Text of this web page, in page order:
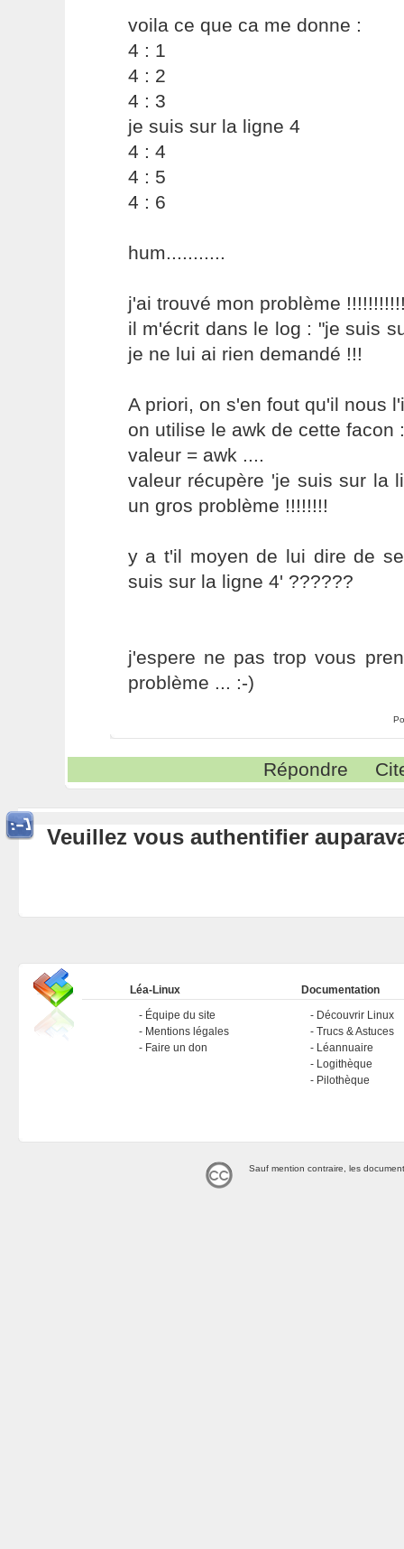
voila ce que ca me donne :
4 : 1
4 : 2
4 : 3
je suis sur la ligne 4
4 : 4
4 : 5
4 : 6
hum...........
j'ai trouvé mon problème
il m'écrit dans le log : "je suis
je ne lui ai rien demandé !!!
A priori, on s'en fout qu'il nous
on utilise le awk de cette facon :
valeur = awk ....
valeur récupère 'je suis sur la
un gros problème !!!!!!!!
y a t'il moyen de lui dire de
suis sur la ligne 4' ??????
j'espere ne pas trop vous
problème ... :-)
Répondre
Veuillez vous authentifier
Léa-Linux
Équipe du site
Mentions légales
Faire un don
Documentation
Découvrir Linux
Trucs & Astuces
Léannuaire
Logithèque
Pilothèque
Sauf mention contraire, les